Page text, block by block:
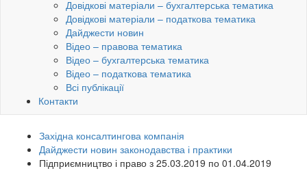
Довідкові матеріали – бухгалтерська тематика
Довідкові матеріали – податкова тематика
Дайджести новин
Відео – правова тематика
Відео – бухгалтерська тематика
Відео – податкова тематика
Всі публікації
Контакти
Західна консалтингова компанія
Дайджести новин законодавства і практики
Підприємництво і право з 25.03.2019 по 01.04.2019